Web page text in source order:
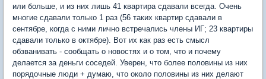
или больше, и из них лишь 41 квартира сдавали всегда. Очень
многие сдавали только 1 раз (56 таких квартир сдавали в
сентябре, когда с ними лично встречались члены ИГ; 23 квартиры
сдавали только в октябре). Вот их как раз есть смысл
обзванивать - сообщать о новостях и о том, что и почему
делается за деньги соседей. Уверен, что более половины из них
порядочные люди + думаю, что около половины из них делают